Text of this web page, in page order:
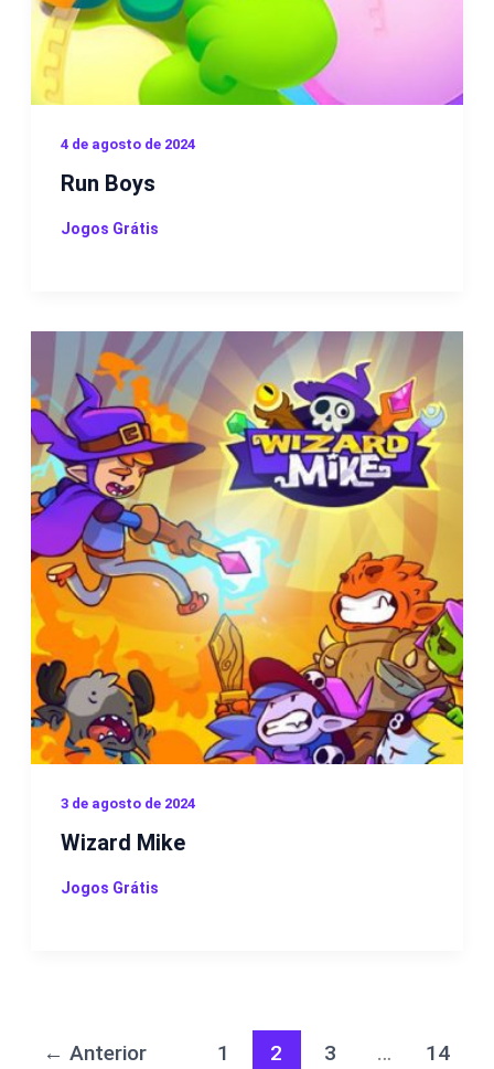
4 de agosto de 2024
Run Boys
Jogos Grátis
3 de agosto de 2024
Wizard Mike
Jogos Grátis
← Anterior 1 2 3 … 14